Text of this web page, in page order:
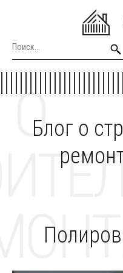
Блог о
О